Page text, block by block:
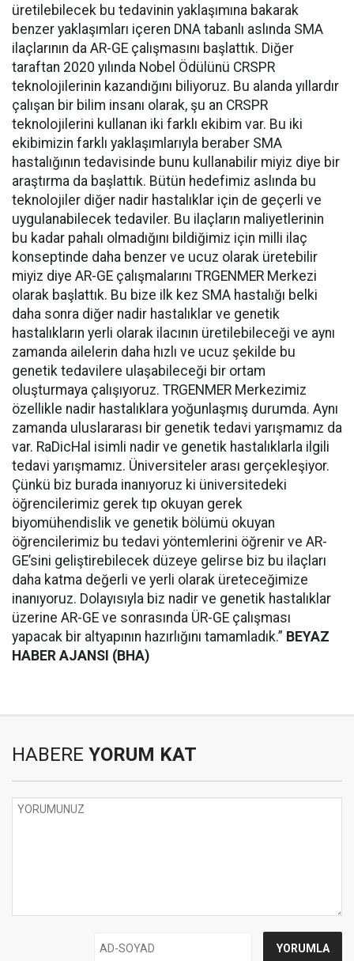
üretilebilecek bu tedavinin yaklaşımına bakarak
benzer yaklaşımları içeren DNA tabanlı aslında SMA
ilaçlarının da AR-GE çalışmasını başlattık. Diğer
taraftan 2020 yılında Nobel Ödülünü CRSPR
teknolojilerinin kazandığını biliyoruz. Bu alanda yıllardır
çalışan bir bilim insanı olarak, şu an CRSPR
teknolojilerini kullanan iki farklı ekibim var. Bu iki
ekibimizin farklı yaklaşımlarıyla beraber SMA
hastalığının tedavisinde bunu kullanabilir miyiz diye bir
araştırma da başlattık. Bütün hedefimiz aslında bu
teknolojiler diğer nadir hastalıklar için de geçerli ve
uygulanabilecek tedaviler. Bu ilaçların maliyetlerinin
bu kadar pahalı olmadığını bildiğimiz için milli ilaç
konseptinde daha benzer ve ucuz olarak üretebilir
miyiz diye AR-GE çalışmalarını TRGENMER Merkezi
olarak başlattık. Bu bize ilk kez SMA hastalığı belki
daha sonra diğer nadir hastalıklar ve genetik
hastalıkların yerli olarak ilacının üretilebileceği ve aynı
zamanda ailelerin daha hızlı ve ucuz şekilde bu
genetik tedavilere ulaşabileceği bir ortam
oluşturmaya çalışıyoruz. TRGENMER Merkezimiz
özellikle nadir hastalıklara yoğunlaşmış durumda. Aynı
zamanda uluslararası bir genetik tedavi yarışmamız da
var. RaDicHal isimli nadir ve genetik hastalıklarla ilgili
tedavi yarışmamız. Üniversiteler arası gerçekleşiyor.
Çünkü biz burada inanıyoruz ki üniversitedeki
öğrencilerimiz gerek tıp okuyan gerek
biyomühendislik ve genetik bölümü okuyan
öğrencilerimiz bu tedavi yöntemlerini öğrenir ve AR-
GE’sini geliştirebilecek düzeye gelirse biz bu ilaçları
daha katma değerli ve yerli olarak üreteceğimize
inanıyoruz. Dolayısıyla biz nadir ve genetik hastalıklar
üzerine AR-GE ve sonrasında ÜR-GE çalışması
yapacak bir altyapının hazırlığını tamamladık.” BEYAZ
HABER AJANSI (BHA)
HABERE YORUM KAT